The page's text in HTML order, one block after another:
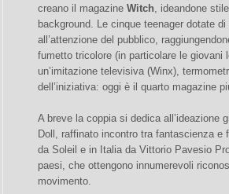
creano il magazine Witch, ideandone
background. Le cinque teenager dotate
all’attenzione del pubblico,
fumetto tricolore (in particolare le giovani
un’imitazione televisiva (Winx),
dell’iniziativa: oggi è il quarto magazine
A breve la coppia si dedica all’ideazione
Doll, raffinato incontro tra fantascienza e
da Soleil e in Italia da Vittorio Pavesio
paesi, che ottengono innumerevoli
movimento.